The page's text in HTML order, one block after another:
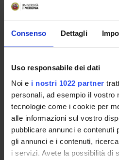
Consenso Dettagli
Uso responsabile dei dati
Noi e i nostri 1022 partner
personali, ad esempio il vostro
tecnologie come i cookie per
alle informazioni sul vostro
pubblicare annunci e contenuti
gli annunci e i contenuti,
i servizi. Avete la possibilità di
matteo
+39 045 812 3549-3553-
Eugenio Vecchini
eugenio vecchini univr it
ANNOUNCEMENTS
AVAILABLE DOCUMENTS